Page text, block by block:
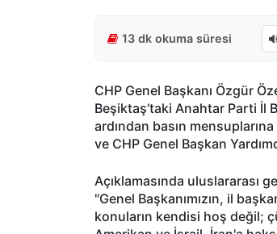
13 dk okuma süresi
CHP Genel Başkanı Özgür
Beşiktaş’taki Anahtar Parti İl
ardından basın
ve CHP Genel Başkan
Açıklamasında uluslararası
"Genel Başkanımızın, il
konuların kendisi hoş değil;